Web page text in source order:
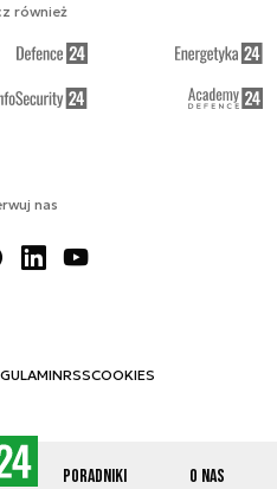
Poradniki O nas
nas
RSSCOOKIES
również